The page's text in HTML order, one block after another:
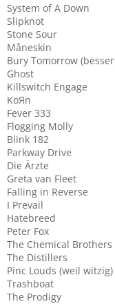
System of A Down
Slipknot
Stone Sour
Måneskin
Bury Tomorrow
Ghost
Killswitch Engage
KoЯn
Fever 333
Flogging Molly
Blink 182
Parkway Drive
Die Ärzte
Greta van Fleet
Falling in Reverse
I Prevail
Hatebreed
Peter Fox
The Chemical Brothers
The Distillers
Pinc Louds (weil witzig)
Trashboat
The Prodigy